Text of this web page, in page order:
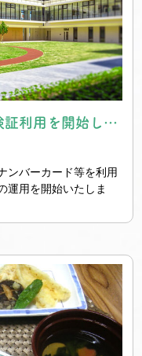
マイナンバーカードの健康保険証利用を開始します
ンバーカード等を利用
運用を開始いたしま